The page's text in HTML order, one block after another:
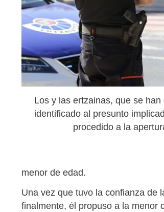
Los y las ertzainas, que se
identificado al presunto
procedido a la
menor de edad.
Una vez que tuvo la confianza de
finalmente, él propuso a la menor